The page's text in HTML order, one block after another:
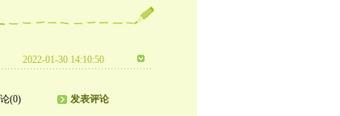
2022-01-30 14:10:50
(0) 发表评论